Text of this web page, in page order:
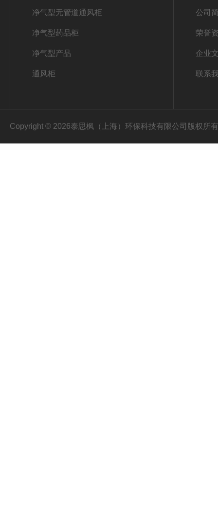
净气型无管道通风柜
净气型药品柜
净气型产品
通风柜
公司
荣誉
企业
联系
Copyright © 2026泰思枫（上海）环保科技有限公司版权